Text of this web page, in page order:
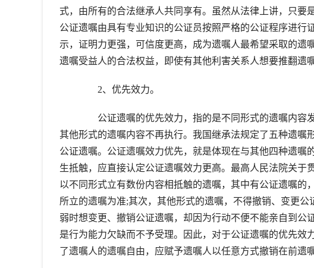
式，由所有的合法继承人共同享有。虽然从法律上讲，只要
公证遗嘱由具有专业知识的公证员按照严格的公证程序进行
示，证明力更强，可信度更高，成为遗嘱人最希望采取的
遗嘱受益人的合法权益，即使有其他利害关系人想要推翻遗
2、优先效力。
公证遗嘱的优先效力，指的是不同形式的遗嘱内容发
其他形式的遗嘱内容不再执行。我国继承法规定了五种遗嘱
公证遗嘱。公证遗嘱效力优先，就是体现在与其他四种遗
生抵触，应直接认定公证遗嘱效力更高。最高人民法院关于
以不同形式立有数份内容相抵触的遗嘱，其中有公证遗嘱
所立的遗嘱为准;其次，其他形式的遗嘱，不得撤销、变更
弱时想变更、撤销公证遗嘱，却因为行动不便不能亲自到
是行为能力欠缺而不予受理。因此，对于公证遗嘱的优先
了遗嘱人的遗嘱自由，应赋予遗嘱人以任意方式撤销在前遗